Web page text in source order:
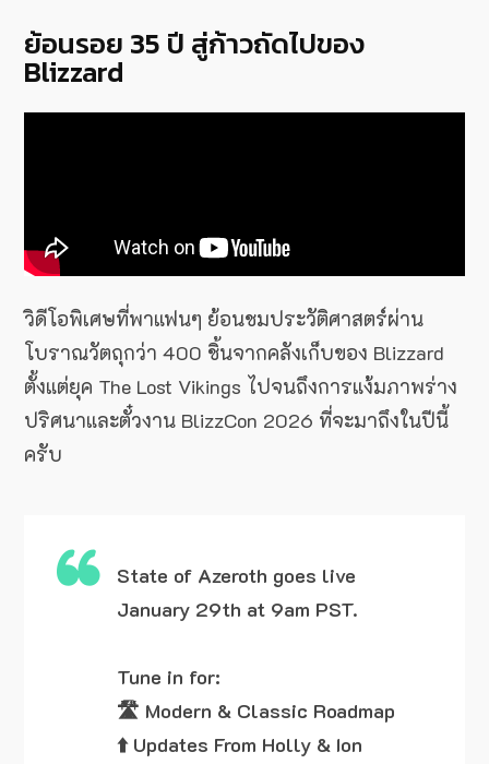
ย้อนรอย 35 ปี สู่ก้าวถัดไปของ
Blizzard
วิดีโอพิเศษที่พาแฟนๆ ย้อนชมประวัติศาสตร์ผ่าน
โบราณวัตถุกว่า 400 ชิ้นจากคลังเก็บของ Blizzard
ตั้งแต่ยุค The Lost Vikings ไปจนถึงการแง้มภาพร่าง
ปริศนาและตั๋วงาน BlizzCon 2026 ที่จะมาถึงในปีนี้
ครับ
State of Azeroth goes live
January 29th at 9am PST.
Tune in for:
🛣️ Modern & Classic Roadmap
⬆️ Updates From Holly & Ion